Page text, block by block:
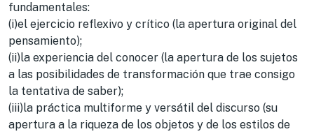
fundamentales:
(i)el ejercicio reflexivo y crítico (la apertura original del
pensamiento);
(ii)la experiencia del conocer (la apertura de los sujetos
a las posibilidades de transformación que trae consigo
la tentativa de saber);
(iii)la práctica multiforme y versátil del discurso (su
apertura a la riqueza de los objetos y de los estilos de